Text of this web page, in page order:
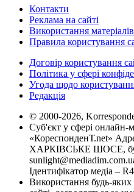
Контакти
Реклама на сайті
Використання
Правила користування
Договір користування
Політика у сфері
Угода щодо
Редакція
© 2000-2026,
Суб'єкт у сфері онлайн-
«КореспонденТ.net»
ХАРКІВСЬКЕ ШОСЕ,
Ідентифікатор медіа –
Використання будь-яких